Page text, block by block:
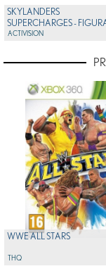
SKYLANDERS
SUPERCHARGES -
JET STREAM (VEHICLE)
ACTIVISION
WWE ALL STARS
THQ